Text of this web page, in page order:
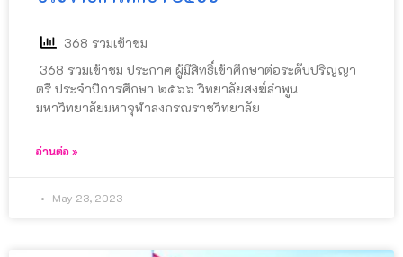
368 รวมเข้าชม
368 รวมเข้าชม ประกาศ ผู้มีสิทธิ์เข้าศึกษาต่อระดับปริญญา
ตรี ประจำปีการศึกษา ๒๕๖๖ วิทยาลัยสงฆ์ลำพูน
มหาวิทยาลัยมหาจุฬาลงกรณราชวิทยาลัย
อ่านต่อ »
May 23, 2023